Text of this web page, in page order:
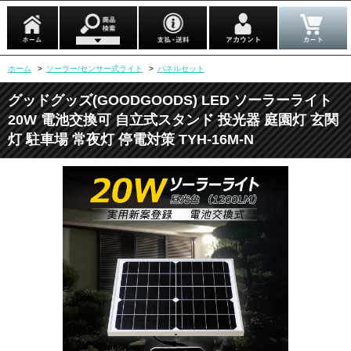
ホーム > ソーラー/センサー式ライト > パネルセット
グッドグッズ(GOODGOODS) LED ソーラーライト
20W 電池交換可 自立式スタンド 投光器 庭園灯 玄関
灯 駐車場 常夜灯 停電対策 TYH-16M-N